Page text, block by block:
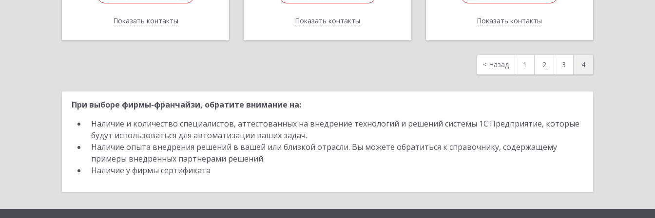
Показать контакты
Назад Показать контакты
Назад Показать контакты
Назад
< Назад 1 2 3 4
При выборе фирмы-франчайзи, обратите внимание на:
Наличие и количество специалистов, аттестованных на внедрение технологий и решений системы 1С:Предприятие, которые
будут использоваться для автоматизации ваших задач.
Наличие опыта внедрения решений в вашей или близкой отрасли. Вы можете обратиться к справочнику, содержащему
примеры внедренных партнерами решений.
Наличие у фирмы сертификата